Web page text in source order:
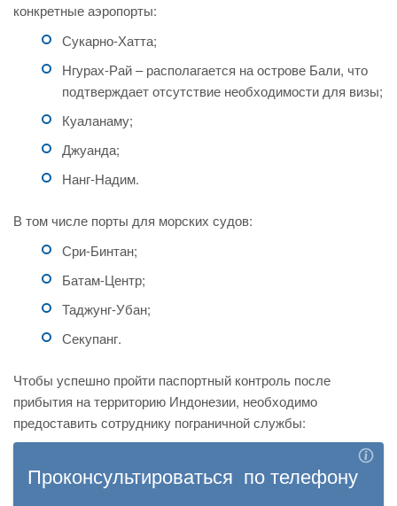
конкретные аэропорты:
Сукарно-Хатта;
Нгурах-Рай – располагается на острове Бали, что
подтверждает отсутствие необходимости для визы;
Куаланаму;
Джуанда;
Нанг-Надим.
В том числе порты для морских судов:
Сри-Бинтан;
Батам-Центр;
Таджунг-Убан;
Секупанг.
Чтобы успешно пройти паспортный контроль после
прибытия на территорию Индонезии, необходимо
предоставить сотруднику пограничной службы: